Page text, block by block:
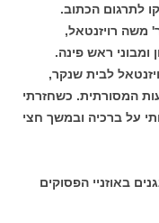
לתרגום הכתוב.
משה רויזנטאל,
ומבוני ראש פינה.
לבית שנקר,
המסורתית. כשחזרתי
על ברכיה ובמשך חצי
באוזניי הפסוקים